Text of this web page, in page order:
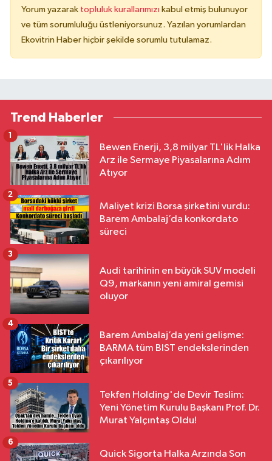
Yorum yazarak topluluk kurallarımızı kabul etmiş bulunuyor
ve tüm sorumluluğu üstleniyorsunuz. Yazılan yorumlardan
Ekovitrin Haber hiçbir şekilde sorumlu tutulamaz.
Trend Haberler
Bewen Enerji, 3,8 milyar TL'lik Halka
Arz ile Sermaye Piyasalarına Adım
Atıyor
1
Maliyet krizi Borsa şirketini vurdu:
Barem Ambalaj’da konkordato
süreci
2
Audi tarihinin en büyük SUV modeli
Q9, markanın yeni amiral gemisi
oluyor
3
Barem Ambalaj’da yeni gelişme:
BARMA tüm BIST endekslerinden
çıkarılıyor
4
Tekfen Holding'de Devir Teslim:
Yeni Yönetim Kurulu Başkanı Prof. Dr.
Murat Yalçıntaş Oldu!
5
Quick Sigorta Halka Arzında Son
6